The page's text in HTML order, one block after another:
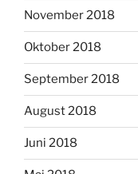
November 2018
Oktober 2018
September 2018
August 2018
Juni 2018